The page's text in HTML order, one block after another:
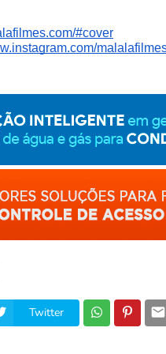
#cover
Twitter